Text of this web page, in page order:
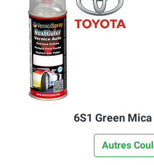
6S1 Green
Autres